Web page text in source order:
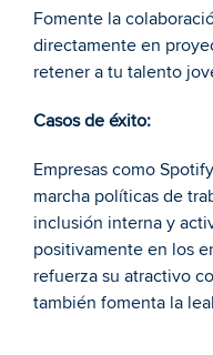
Fomente la
directamente en
retener a tu talento
Casos de éxito:
Empresas como
marcha políticas de
inclusión interna y
positivamente en los
refuerza su atractivo
también fomenta la